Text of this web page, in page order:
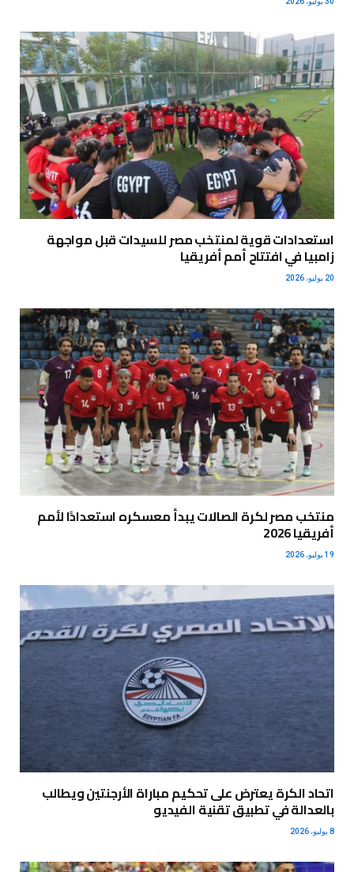
استعدادات قوية لمنتخب مصر للسيدات قبل مواجهة
زامبيا في افتتاح أمم أفريقيا
20 يوليو، 2026
منتخب مصر لكرة الصالات يبدأ معسكره استعدادًا لأمم
أفريقيا 2026
19 يوليو، 2026
اتحاد الكرة يعترض على تحكيم مباراة الأرجنتين ويطالب
بالعدالة في تطبيق تقنية الفيديو
8 يوليو، 2026